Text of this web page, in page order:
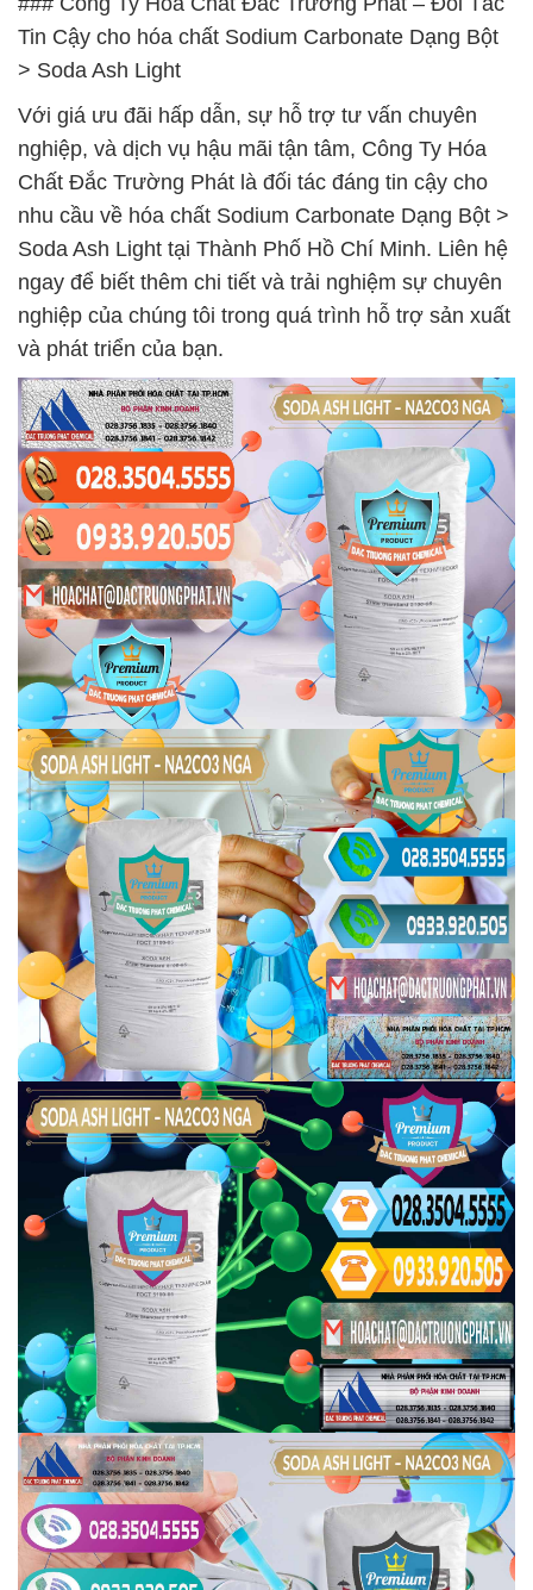
Tin Cậy cho hóa chất Sodium Carbonate Dạng Bột
> Soda Ash Light
Với giá ưu đãi hấp dẫn, sự hỗ trợ tư vấn chuyên
nghiệp, và dịch vụ hậu mãi tận tâm, Công Ty Hóa
Chất Đắc Trường Phát là đối tác đáng tin cậy cho
nhu cầu về hóa chất Sodium Carbonate Dạng Bột >
Soda Ash Light tại Thành Phố Hồ Chí Minh. Liên hệ
ngay để biết thêm chi tiết và trải nghiệm sự chuyên
nghiệp của chúng tôi trong quá trình hỗ trợ sản xuất
và phát triển của bạn.